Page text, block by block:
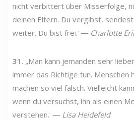
nicht verbittert über Misserfolge,
deinen Eltern. Du vergibst,
weiter. Du bist frei.' ― Charlotte
31. „Man kann jemanden sehr
immer das Richtige tun. Menschen
machen so viel falsch. Vielleicht
wenn du versuchst, ihn als einen
verstehen.' ― Lisa Heidefeld